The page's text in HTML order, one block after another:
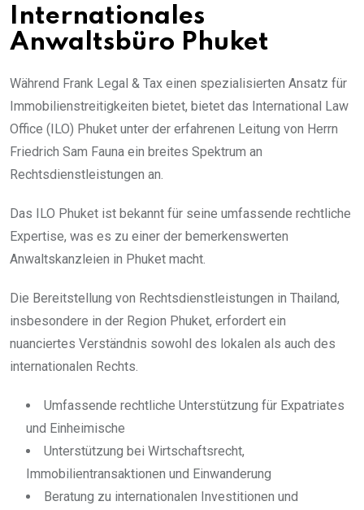
Internationales
Anwaltsbüro Phuket
Während Frank Legal & Tax einen spezialisierten Ansatz für
Immobilienstreitigkeiten bietet, bietet das International Law
Office (ILO) Phuket unter der erfahrenen Leitung von Herrn
Friedrich Sam Fauna ein breites Spektrum an
Rechtsdienstleistungen an.
Das ILO Phuket ist bekannt für seine umfassende rechtliche
Expertise, was es zu einer der bemerkenswerten
Anwaltskanzleien in Phuket macht.
Die Bereitstellung von Rechtsdienstleistungen in Thailand,
insbesondere in der Region Phuket, erfordert ein
nuanciertes Verständnis sowohl des lokalen als auch des
internationalen Rechts.
Umfassende rechtliche Unterstützung für Expatriates
und Einheimische
Unterstützung bei Wirtschaftsrecht,
Immobilientransaktionen und Einwanderung
Beratung zu internationalen Investitionen und